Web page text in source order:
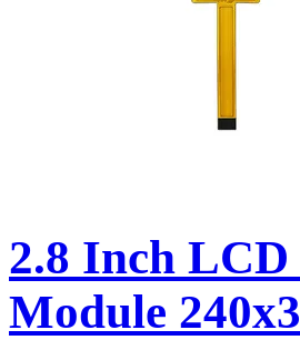
2.8 Inch
Module